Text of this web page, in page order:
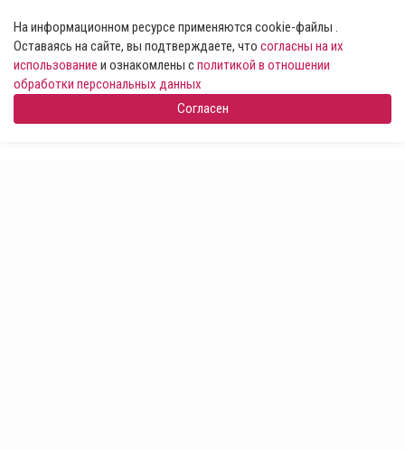
На информационном ресурсе применяются cookie-файлы .
Оставаясь на сайте, вы подтверждаете, что согласны на их
использование и ознакомлены сполитикой в отношении
обработки персональных данных
Согласен